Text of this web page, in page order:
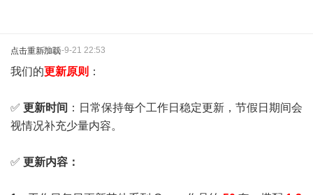
点击重新加载2025-9-21 22:53
我们的更新原则 ：
✅ 更新时间 ：日常保持每个工作日稳定更新，节假日期间会
视情况补充少量内容。
✅ 更新内容：